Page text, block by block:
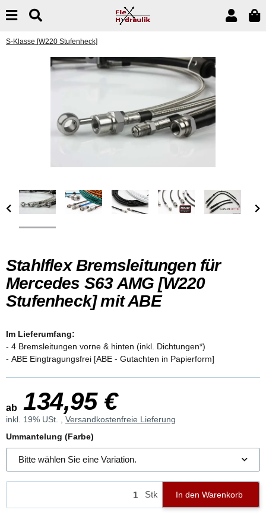
S-Klasse [W220 Stufenheck]
Stahlflex Bremsleitungen für
Mercedes S63 AMG [W220
Stufenheck] mit ABE
Im Lieferumfang:
- 4 Bremsleitungen vorne & hinten (inkl. Dichtungen*)
- ABE Eingtragungsfrei [ABE - Gutachten in Papierform]
ab 134,95 €
inkl. 19% USt. , Versandkostenfreie Lieferung
Ummantelung (Farbe)
Bitte wählen Sie eine Variation.
Stk In den Warenkorb